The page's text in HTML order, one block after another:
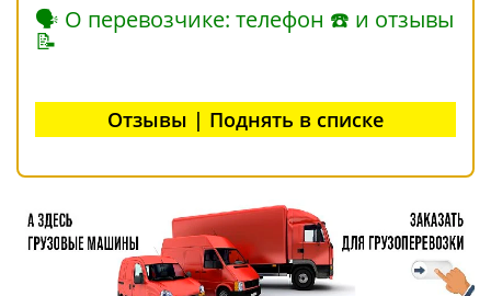
🗣 О перевозчике: телефон ☎ и отзывы
📝
Отзывы | Поднять в списке